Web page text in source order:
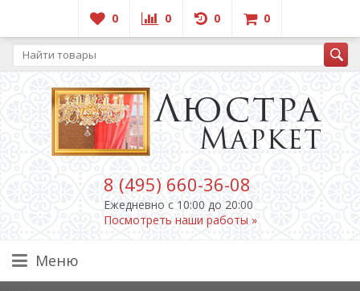
0 0 0 0
8 (495) 660-36-08
Ежедневно c 10:00 до 20:00
Посмотреть наши работы »
Меню